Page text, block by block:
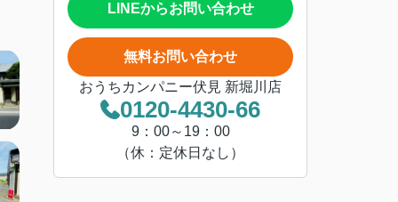
LINEからお問い合わせ
無料お問い合わせ
おうちカンパニー伏見 新堀川店
0120-4430-66
9：00～19：00
（休：定休日なし）